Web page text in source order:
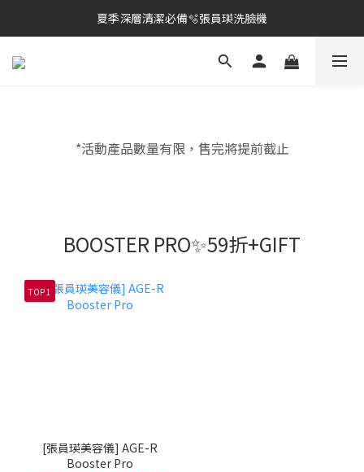
棉片冠軍王✨均一價$899
夏季深層清潔必備🫧張員瑛洗臉機
加入LINE好友💚即享免運🛒
*活動產品數量有限，售完將提前截止
BOOSTER PRO✨59折+GIFT
TOP 1
[張員瑛美容儀] AGE-R
Booster Pro